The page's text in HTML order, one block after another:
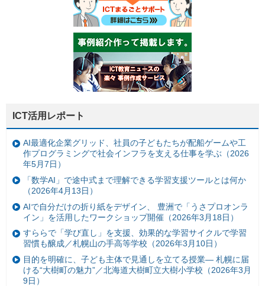
ICT活用レポート
AI最適化企業グリッド、社員の子どもたちが配船ゲームや工
作プログラミングで社会インフラを支える仕事を学ぶ（2026
年5月7日）
「数学AI」で途中式まで理解できる学習支援ツールとは何か
（2026年4月13日）
AIで自分だけの折り紙をデザイン、 豊洲で「うさプロオンラ
イン」を活用したワークショップ開催（2026年3月18日）
すららで「学び直し」を支援、効果的な学習サイクルで学習
習慣も醸成／札幌山の手高等学校（2026年3月10日）
目的を明確に、子ども主体で見通しを立てる授業— 札幌に届
ける“大樹町の魅力”／北海道大樹町立大樹小学校（2026年3月
9日）